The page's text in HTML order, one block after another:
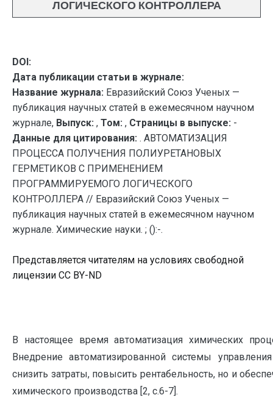
ЛОГИЧЕСКОГО КОНТРОЛЛЕРА
DOI:
Дата публикации статьи в журнале:
Название журнала: Евразийский Союз Ученых —
публикация научных статей в ежемесячном научном
журнале, Выпуск: , Том: , Страницы в выпуске: -
Данные для цитирования: . АВТОМАТИЗАЦИЯ
ПРОЦЕССА ПОЛУЧЕНИЯ ПОЛИУРЕТАНОВЫХ
ГЕРМЕТИКОВ С ПРИМЕНЕНИЕМ
ПРОГРАММИРУЕМОГО ЛОГИЧЕСКОГО
КОНТРОЛЛЕРА // Евразийский Союз Ученых —
публикация научных статей в ежемесячном научном
журнале. Химические науки. ; ():-.
Представляется читателям на условиях свободной
лицензии CC BY-ND
В настоящее время автоматизация химических
Внедрение автоматизированной системы
снизить затраты, повысить рентабельность, но и
химического производства [2, с.6-7].